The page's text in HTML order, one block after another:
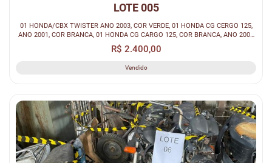
LOTE 005
01 HONDA/CBX TWISTER ANO 2003, COR VERDE, 01 HONDA CG CERGO 125,
ANO 2001, COR BRANCA, 01 HONDA CG CARGO 125, COR BRANCA, ANO 2001
(SUCATA).
R$ 2.400,00
Vendido